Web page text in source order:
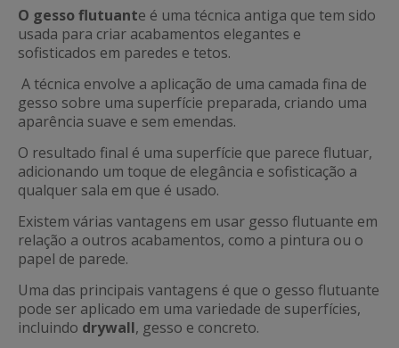
O gesso flutuante é uma técnica antiga que tem sido
usada para criar acabamentos elegantes e
sofisticados em paredes e tetos.
A técnica envolve a aplicação de uma camada fina de
gesso sobre uma superfície preparada, criando uma
aparência suave e sem emendas.
O resultado final é uma superfície que parece flutuar,
adicionando um toque de elegância e sofisticação a
qualquer sala em que é usado.
Existem várias vantagens em usar gesso flutuante em
relação a outros acabamentos, como a pintura ou o
papel de parede.
Uma das principais vantagens é que o gesso flutuante
pode ser aplicado em uma variedade de superfícies,
incluindo drywall, gesso e concreto.